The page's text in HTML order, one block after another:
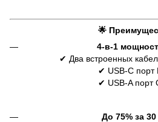
🌟
4-в-1
✔ Два встроенных
✔ USB-C порт
✔ USB-A порт
До 75% за